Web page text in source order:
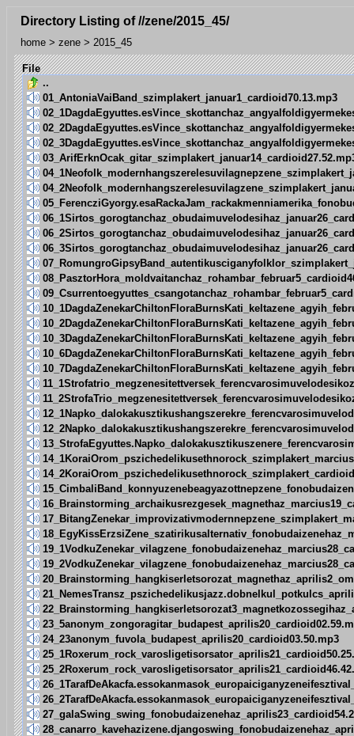
Directory Listing of //zene/2015_45/
home > zene > 2015_45
File
..
01_AntoniaVaiBand_szimplakert_januar1_cardioid70.13.mp3
24_23anonym_fuvola_budapest_aprilis20_cardioid03.50.mp3